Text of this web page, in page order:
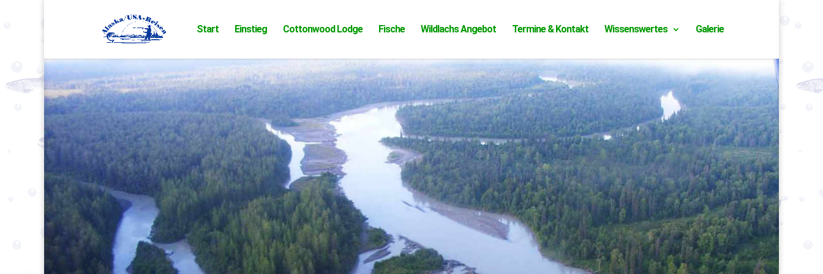
Start Einstieg Cottonwood Lodge Fische Wildlachs Angebot Termine & Kontakt Wissenswertes Galerie